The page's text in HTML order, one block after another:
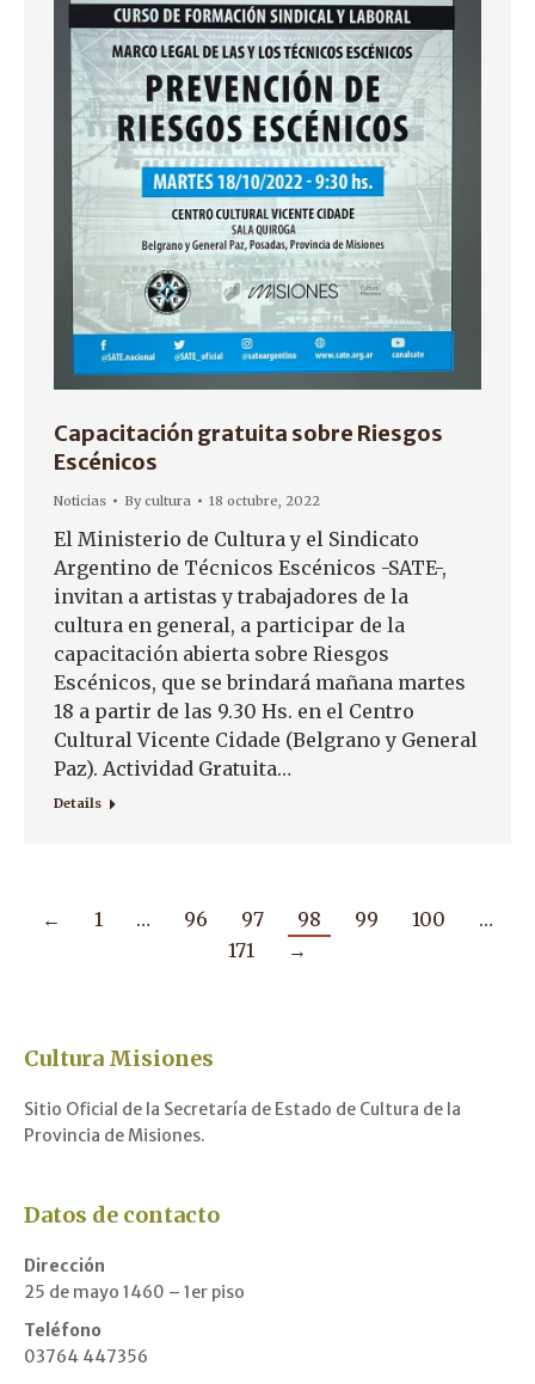
Capacitación gratuita sobre Riesgos
Escénicos
Noticias Bycultura 18 octubre, 2022
El Ministerio de Cultura y el Sindicato
Argentino de Técnicos Escénicos -SATE-,
invitan a artistas y trabajadores de la
cultura en general, a participar de la
capacitación abierta sobre Riesgos
Escénicos, que se brindará mañana martes
18 a partir de las 9.30 Hs. en el Centro
Cultural Vicente Cidade (Belgrano y General
Paz). Actividad Gratuita…
Details
← 1 … 96 97 98 99 100
…
171
→
Cultura Misiones
Sitio Oficial de la Secretaría de Estado de Cultura de la
Provincia de Misiones.
Datos de contacto
Dirección
25 de mayo 1460 – 1er piso
Teléfono
03764 447356